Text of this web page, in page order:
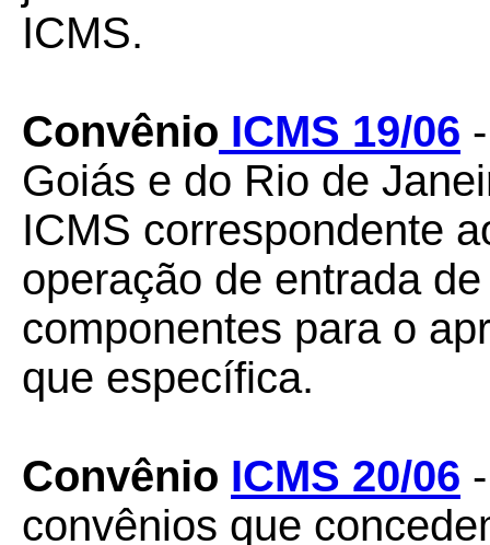
ICMS.
Convênio ICMS 19/06
Goiás e do Rio de
ICMS correspondente
operação de entrada
componentes para o
que específica.
Convênio ICMS 20/06
convênios que